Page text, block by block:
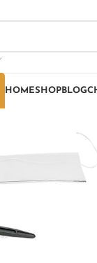
HOMESHOP BLOG